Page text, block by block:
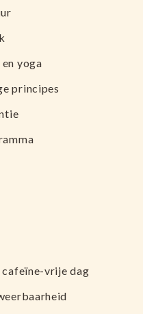
yoga
principes
cafeïne-vrije dag